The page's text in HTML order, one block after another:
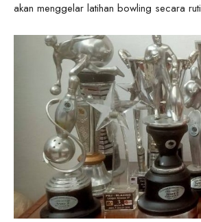
akan menggelar latihan bowling secara